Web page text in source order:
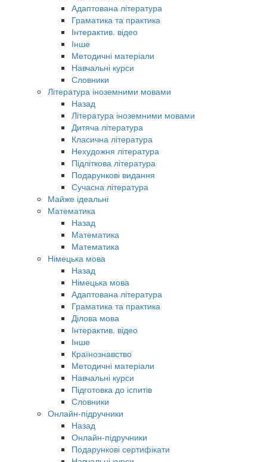
Адаптована література
Граматика та практика
Інтерактив. відео
Інше
Методичні матеріали
Навчальні курси
Словники
Література іноземними мовами
Назад
Література іноземними мовами
Дитяча література
Класична література
Нехудожня література
Підліткова література
Подарункові видання
Сучасна література
Майже ідеальні
Математика
Назад
Математика
Математика
Німецька мова
Назад
Німецька мова
Адаптована література
Граматика та практика
Ділова мова
Інтерактив. відео
Інше
Країнознавство
Методичні матеріали
Навчальні курси
Підготовка до іспитів
Словники
Онлайн-підручники
Назад
Онлайн-підручники
Подарункові сертифікати